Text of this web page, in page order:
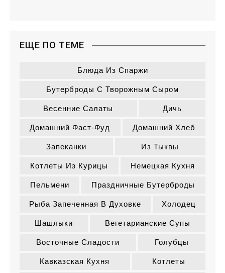
ЕЩЕ ПО ТЕМЕ
Блюда Из Спаржи
Бутерброды С Творожным Сыром
Весенние Салаты Дичь
Домашний Фаст-Фуд Домашний Хлеб
Запеканки Из Тыквы
Котлеты Из Курицы Немецкая Кухня
Пельмени Праздничные Бутерброды
Рыба Запеченная В Духовке Холодец
Шашлыки Вегетарианские Супы
Восточные Сладости Голубцы
Кавказская Кухня Котлеты